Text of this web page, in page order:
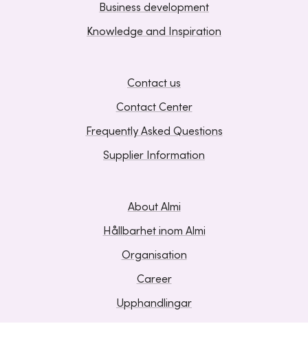
Business development
Knowledge and Inspiration
Contact us
Contact Center
Frequently Asked Questions
Supplier Information
About Almi
Hållbarhet inom Almi
Organisation
Career
Upphandlingar